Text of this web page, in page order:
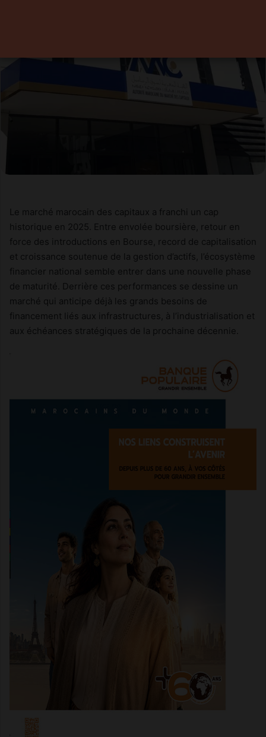
Le marché marocain des capitaux a franchi un cap
historique en 2025. Entre envolée boursière, retour en
force des introductions en Bourse, record de capitalisation
et croissance soutenue de la gestion d’actifs, l’écosystème
financier national semble entrer dans une nouvelle phase
de maturité. Derrière ces performances se dessine un
marché qui anticipe déjà les grands besoins de
financement liés aux infrastructures, à l’industrialisation et
aux échéances stratégiques de la prochaine décennie.